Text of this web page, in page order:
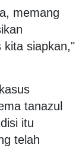
memang
kita siapkan,"
tanazul
itu
telah